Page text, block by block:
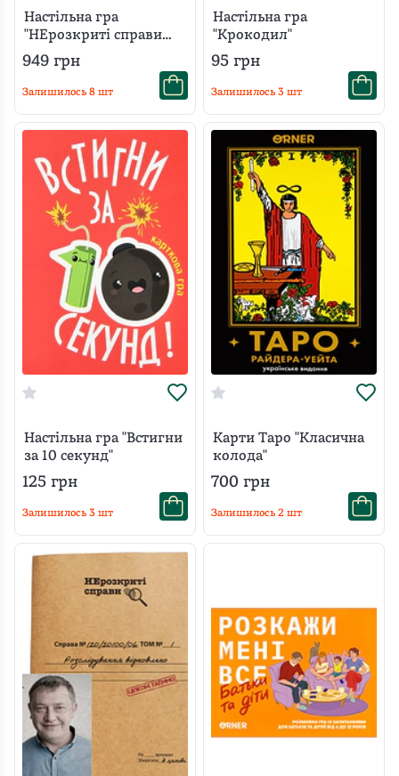
Настільна гра
"НЕрозкриті справи
№3"
949 грн
Залишилось 8 шт
Настільна гра
"Крокодил"
95 грн
Залишилось 3 шт
Настільна гра "Встигни
за 10 секунд"
125 грн
Залишилось 3 шт
Карти Таро "Класична
колода"
700 грн
Залишилось 2 шт